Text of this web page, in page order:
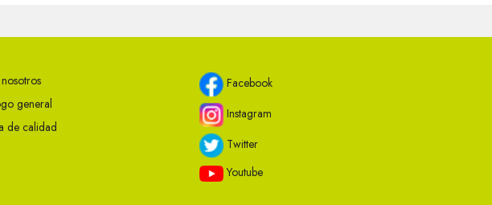
general
de calidad
Facebook
Instagram
Twitter
Youtube